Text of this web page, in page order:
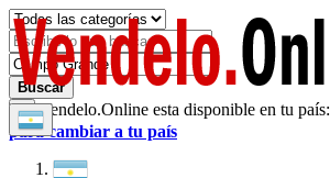
Buscar
× Vendelo.Online esta disponible en tu país:
para cambiar a tu país